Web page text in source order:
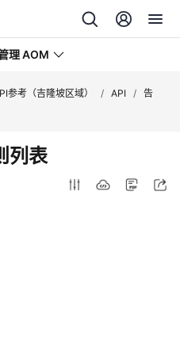
理 AOM
参考（吉隆坡区域） / API / 告
列表